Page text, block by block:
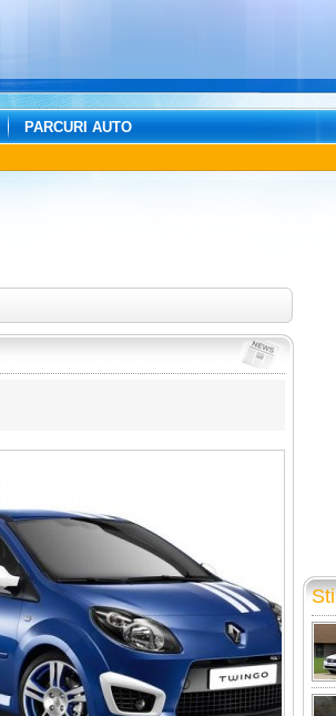
PARCURI AUTO